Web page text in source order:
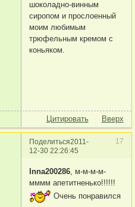
шоколадно-винным
сиропом и прослоенный
моим любимым
трюфельным кремом с
коньяком.
Цитировать Вверх
Поделиться 17
2011-
12-30 22:26:45
Inna200286, м-м-м-м-
мммм апетитненько!!!!!!
Очень понравился